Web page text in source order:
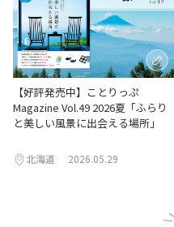
【好評発売中】ことりっぷ
Magazine Vol.49 2026夏「ふらり
と美しい風景に出会える場所」
北海道 2026.05.29